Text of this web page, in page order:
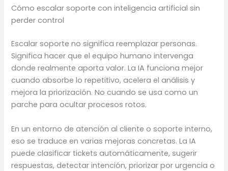
Cómo escalar soporte con inteligencia artificial sin
perder control
Escalar soporte no significa reemplazar personas.
Significa hacer que el equipo humano intervenga
donde realmente aporta valor. La IA funciona mejor
cuando absorbe lo repetitivo, acelera el análisis y
mejora la priorización. No cuando se usa como un
parche para ocultar procesos rotos.
En un entorno de atención al cliente o soporte interno,
eso se traduce en varias mejoras concretas. La IA
puede clasificar tickets automáticamente, sugerir
respuestas, detectar intención, priorizar por urgencia o